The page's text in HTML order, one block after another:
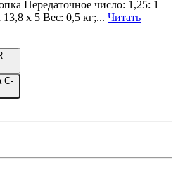
Передаточное число: 1,25: 1
х 5 Вес: 0,5 кг;... Читать
C-